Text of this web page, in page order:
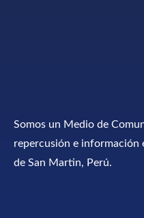
Somos un Medio de
repercusión e información
de San Martin, Perú.